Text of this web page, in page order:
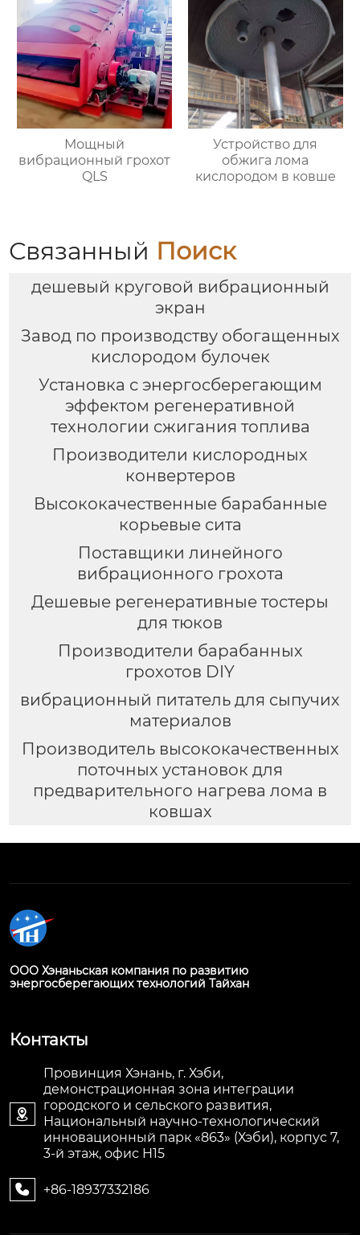
Мощный
вибрационный грохот
QLS
Устройство для
обжига лома
кислородом в ковше
Связанный Поиск
дешевый круговой вибрационный
экран
Завод по производству обогащенных
кислородом булочек
Установка с энергосберегающим
эффектом регенеративной
технологии сжигания топлива
Производители кислородных
конвертеров
Высококачественные барабанные
корьевые сита
Поставщики линейного
вибрационного грохота
Дешевые регенеративные тостеры
для тюков
Производители барабанных
грохотов DIY
вибрационный питатель для сыпучих
материалов
Производитель высококачественных
поточных установок для
предварительного нагрева лома в
ковшах
ООО Хэнаньская компания по развитию
энергосберегающих технологий Тайхан
Контакты

Провинция Хэнань, г. Хэби,
демонстрационная зона интеграции
городского и сельского развития,
Национальный научно-технологический
инновационный парк «863» (Хэби), корпус 7,
3-й этаж, офис H15
 +86-18937332186